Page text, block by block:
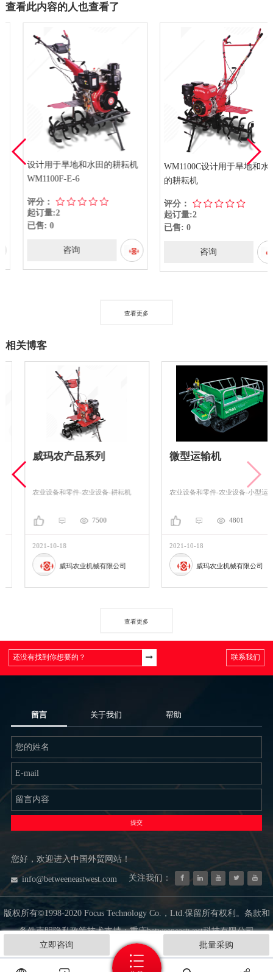
立即咨询 批量采购
查看此内容的人也查看了
设计用于旱地和水田的耕耘机
WM1100F-E-6
评分：
起订量:2
已售: 0
咨询
WM1100C设计用于旱地和水田
的耕耘机
评分：
起订量:2
已售: 0
咨询
查看更多
相关博客
威玛农产品系列
农业设备和零件-农业设备-耕耘机
7500
2021-10-18
威玛农业机械有限公司
微型运输机
农业设备和零件-农业设备-小型运输车
4801
2021-10-18
威玛农业机械有限公司
查看更多
联系我们
留言 关于我们 帮助
提交
您好，欢迎进入中国外贸网站！
info@betweeneastwest.com 关注我们：
版权所有©1998-2020 Focus Technology Co.，Ltd.保留所有权利。条款和
条件声明隐私政策技术支持：重庆betweeneastwest科技有限公司